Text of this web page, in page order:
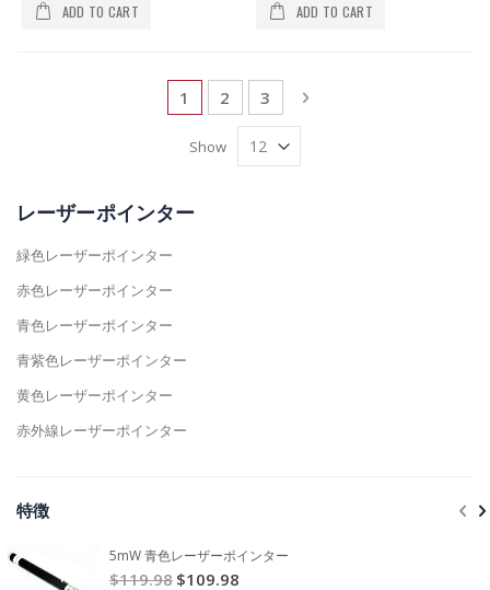
ADD TO CART ADD TO CART
Page
You're currently reading page
1 Page
2 Page
3 Page
Next
Show
レーザーポインター
緑色レーザーポインター
赤色レーザーポインター
青色レーザーポインター
青紫色レーザーポインター
黄色レーザーポインター
赤外線レーザーポインター
特徴
5mW 青色レーザーポインター
$119.98 Special
$109.98